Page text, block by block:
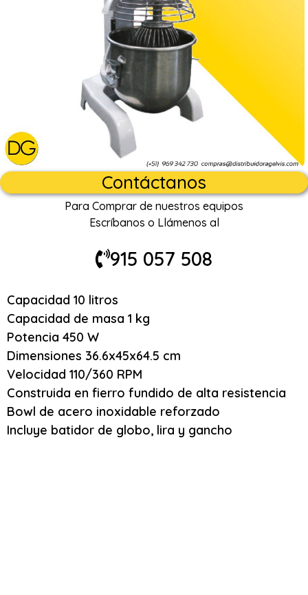
Contáctanos
Para Comprar de nuestros equipos
Escríbanos o Llámenos al
915 057 508
Capacidad 10 litros
Capacidad de masa 1 kg
Potencia 450 W
Dimensiones 36.6x45x64.5 cm
Velocidad 110/360 RPM
Construida en fierro fundido de alta resistencia
Bowl de acero inoxidable reforzado
Incluye batidor de globo, lira y gancho